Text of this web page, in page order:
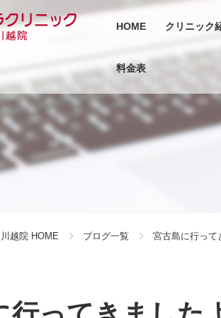
HOME クリニック
料金表
越院 HOME ブログ一覧 宮古島に行って